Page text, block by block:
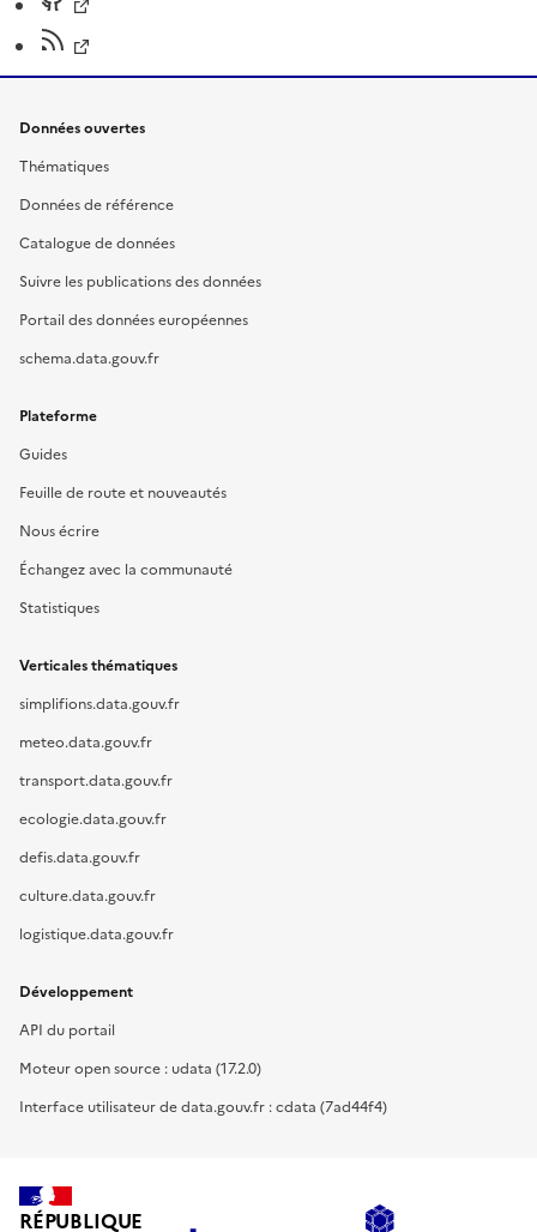
Données ouvertes
Thématiques
Données de référence
Catalogue de données
Suivre les publications des données
Portail des données européennes
schema.data.gouv.fr
Plateforme
Guides
Feuille de route et nouveautés
Nous écrire
Échangez avec la communauté
Statistiques
Verticales thématiques
simplifions.data.gouv.fr
meteo.data.gouv.fr
transport.data.gouv.fr
ecologie.data.gouv.fr
defis.data.gouv.fr
culture.data.gouv.fr
logistique.data.gouv.fr
Développement
API du portail
Moteur open source : udata (17.2.0)
Interface utilisateur de data.gouv.fr : cdata (7ad44f4)
RÉPUBLIQUE